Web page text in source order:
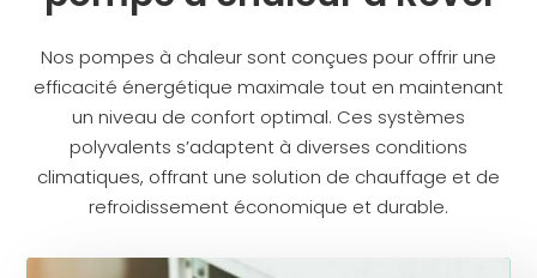
Nos pompes à chaleur sont conçues pour offrir une
efficacité énergétique maximale tout en maintenant
un niveau de confort optimal. Ces systèmes
polyvalents s’adaptent à diverses conditions
climatiques, offrant une solution de chauffage et de
refroidissement économique et durable.